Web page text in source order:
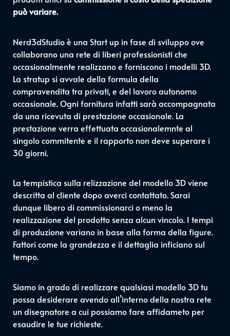
può variare.
Nerd3dStudio è una Start up in fase di sviluppo ove
collaborano una rete di liberi professionisti che
occasionalmente realizzano e forniscono i modelli 3D.
La stratup si avvale della formula della
compravendita tra privati, e del lavoro autonomo
occasionale. Ogni fornitura infatti sarà accompagnata
da una ricevuta di prestazione occasionale. La
prestazione verra effettuata occasionalemnte al
singolo commitente e il rapporto non deve superare i
30 giorni.
La tempistica sulla relizzazione del modello 3D viene
descritta al cliente dopo averci contattato. Sarai
dunque libero di commissionarci o meno la
realizzazione del prodotto senza alcun vincolo. I tempi
di produzione variano in base alla forma della figure.
Fattori come la grandezza e il dettaglia inficiano sul
tempo.
Siamo in grado di realizzare qualsiasi modello 3D tu
possa desiderare avendo all’interno della nostra rete
un disegnatore a cui possiamo fare affidameto per
esaudire le tue richieste.